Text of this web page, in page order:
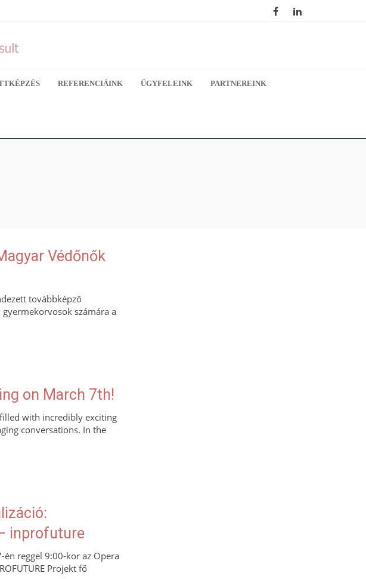
REFERENCIÁINK ÜGYFELEINK PARTNEREINK
Védőnők
továbbképző
számára a
on March 7th!
with incredibly exciting
conversations. In the
inprofuture
reggel 9:00-kor az Opera
Projekt fő